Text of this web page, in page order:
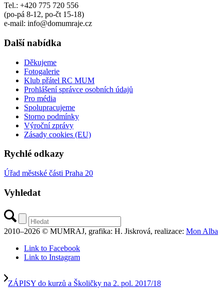
Tel.: +420 775 720 556
(po-pá 8-12, po-čt 15-18)
e-mail: info@domumraje.cz
Další nabídka
Děkujeme
Fotogalerie
Klub přátel RC MUM
Prohlášení správce osobních údajů
Pro média
Spolupracujeme
Storno podmínky
Výroční zprávy
Zásady cookies (EU)
Rychlé odkazy
Úřad městské části Praha 20
Vyhledat
2010–2026 © MUMRAJ, grafika: H. Jiskrová, realizace: Mon Alba
Link to Facebook
Link to Instagram
ZÁPISY do kurzů a Školičky na 2. pol. 2017/18